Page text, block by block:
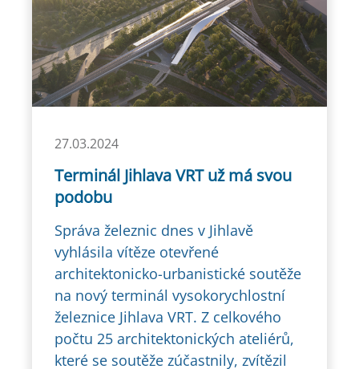
27.03.2024
Terminál Jihlava VRT už má svou
podobu
Správa železnic dnes v Jihlavě
vyhlásila vítěze otevřené
architektonicko-urbanistické soutěže
na nový terminál vysokorychlostní
železnice Jihlava VRT. Z celkového
počtu 25 architektonických ateliérů,
které se soutěže zúčastnily, zvítězil